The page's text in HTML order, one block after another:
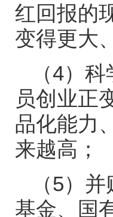
红回报的
变得更大
（4）
员创业正
品化能力
来越高；
（5）
基金、国